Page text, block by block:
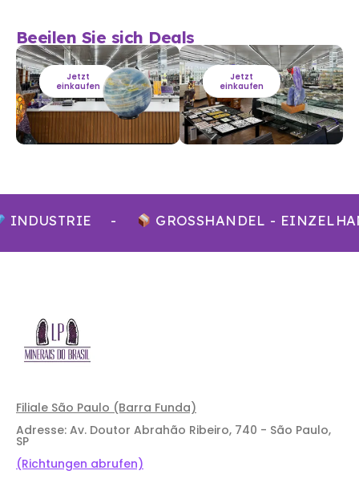
Beeilen Sie sich Deals
Jetzt
einkaufen
Jetzt
einkaufen
INDUSTRIE - GROSSHANDEL -
Filiale São Paulo (Barra Funda)
Adresse: Av. Doutor Abrahão Ribeiro, 740 - São Paulo,
SP
(Richtungen abrufen)